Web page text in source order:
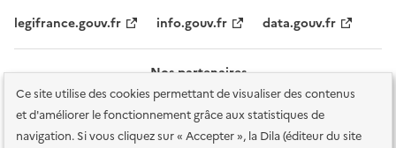
Ce site utilise des cookies permettant de visualiser des contenus
et d'améliorer le fonctionnement grâce aux statistiques de
navigation. Si vous cliquez sur « Accepter », la Dila (éditeur du site
legifrance.gouv.fr info.gouv.fr data.gouv.fr
Nos partenaires